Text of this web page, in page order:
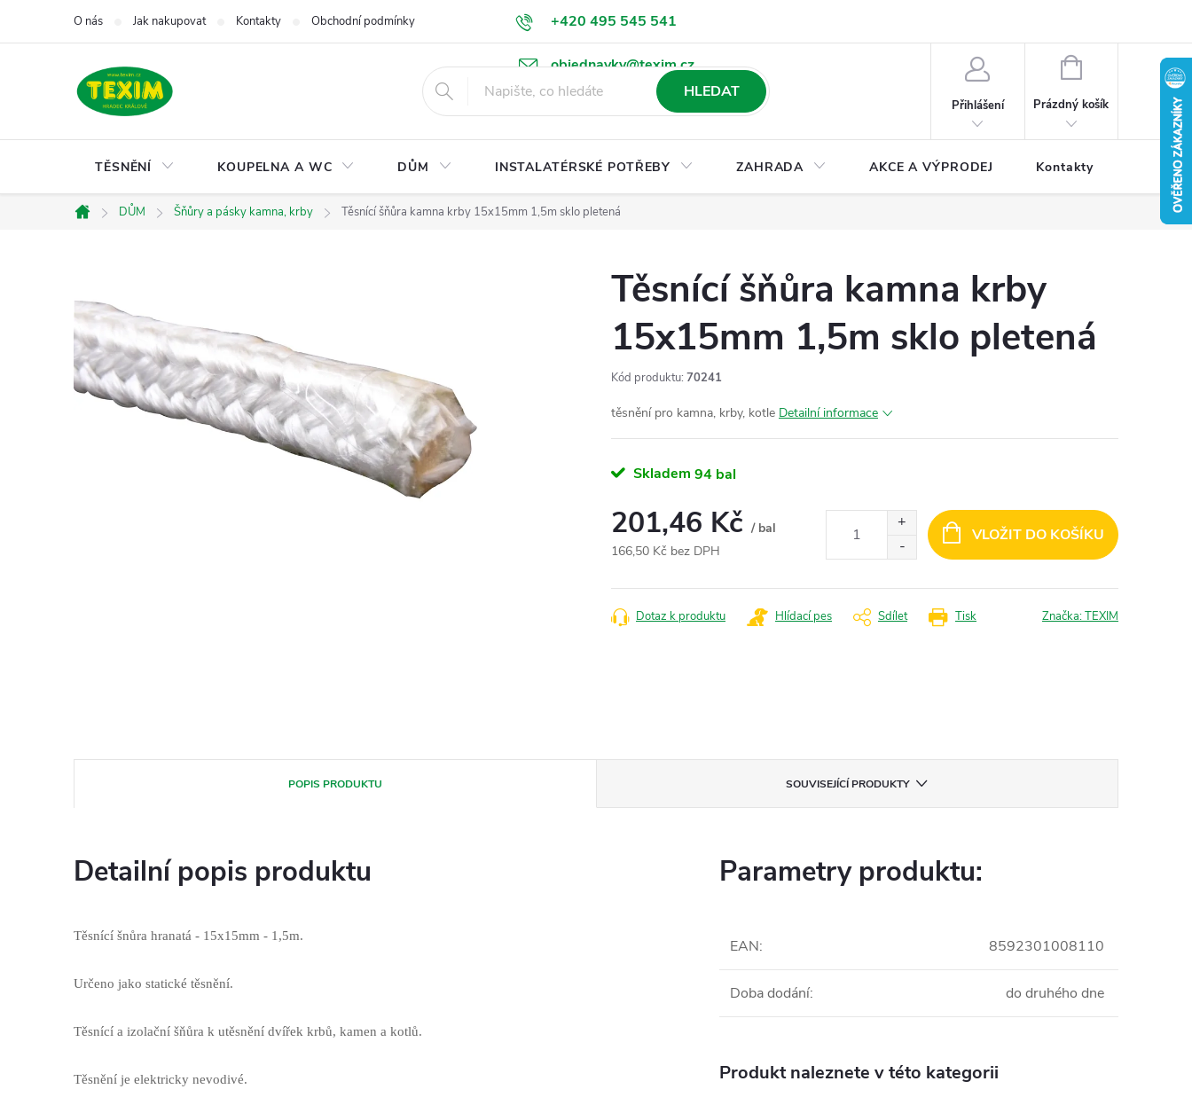
+420 495 545 541
objednavky@texim.cz
O nás Jak nakupovat Kontakty Obchodní podmínky Podmínky ochrany osobních údajů Ke stažení
HLEDAT
Přihlášení
NÁKUPNÍ
Prázdný košík
TĚSNĚNÍ KOUPELNA A WC DŮM INSTALATÉRSKÉ POTŘEBY ZAHRADA AKCE A VÝPRODEJ Kontakty
Domů
DŮM Šňůry a pásky kamna, krby Těsnící šňůra kamna krby 15x15mm 1,5m sklo pletená
Těsnící šňůra kamna krby
15x15mm 1,5m sklo pletená
Kód produktu: 70241
těsnění pro kamna, krby, kotle Detailní informace
Skladem 94 bal
201,46 Kč / bal
166,50 Kč bez DPH
cena:
VLOŽIT DO KOŠÍKU
Tisk
Dotaz k produktu Hlídací pes Sdílet Značka:TEXIM
POPIS PRODUKTU SOUVISEJÍCÍ PRODUKTY
Detailní popis produktu
Těsnící šnůra hranatá - 15x15mm - 1,5m.
Určeno jako statické těsnění.
Těsnící a izolační šňůra k utěsnění dvířek krbů, kamen a kotlů.
Těsnění je elektricky nevodivé.
Parametry produktu:
EAN: 8592301008110
Doba dodání: do druhého dne
Produkt naleznete v této kategorii